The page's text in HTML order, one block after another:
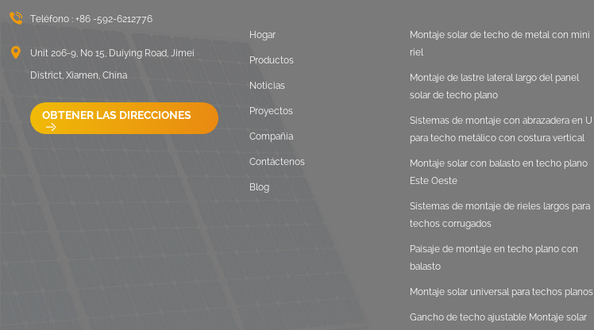
Teléfono : +86 -592-6212776
Unit 206-9, No 15, Duiying Road, Jimei
District, Xiamen, China
OBTENER LAS DIRECCIONES
Hogar
Productos
Noticias
Proyectos
Compañía
Contáctenos
Blog
Montaje solar de techo de metal con mini
riel
Montaje de lastre lateral largo del panel
solar de techo plano
Sistemas de montaje con abrazadera en U
para techo metálico con costura vertical
Montaje solar con balasto en techo plano
Este Oeste
Sistemas de montaje de rieles largos para
techos corrugados
Paisaje de montaje en techo plano con
balasto
Montaje solar universal para techos planos
Gancho de techo ajustable Montaje solar